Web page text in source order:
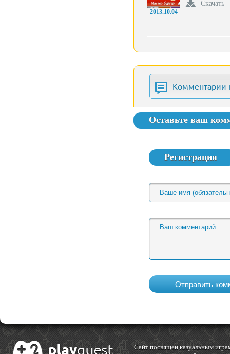
2013.10.04
Скачать
Комментарии
Оставьте ваш
Регистрация
Cайт посвящен казуальным